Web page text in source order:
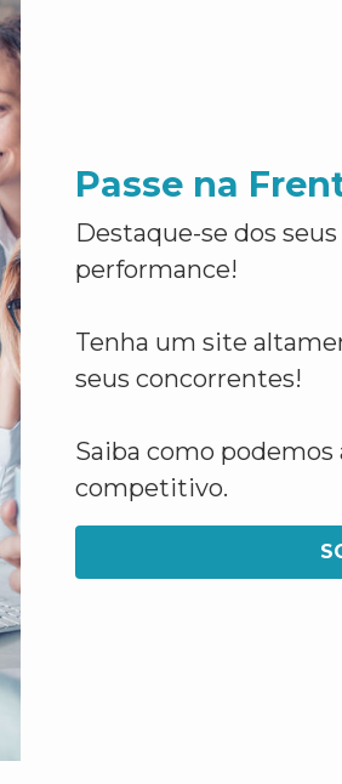
Passe na
Destaque-se dos
performance!
Tenha um site
seus concorrentes!
Saiba como
competitivo.